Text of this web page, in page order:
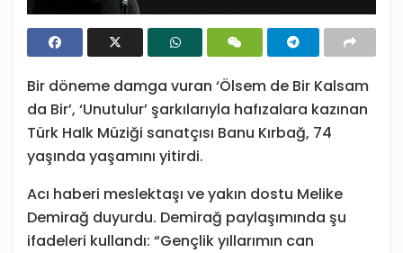
Bir döneme damga vuran ‘Ölsem de Bir Kalsam
da Bir’, ‘Unutulur’ şarkılarıyla hafızalara kazınan
Türk Halk Müziği sanatçısı Banu Kırbağ, 74
yaşında yaşamını yitirdi.
Acı haberi meslektaşı ve yakın dostu Melike
Demirağ duyurdu. Demirağ paylaşımında şu
ifadeleri kullandı: “Gençlik yıllarımın can